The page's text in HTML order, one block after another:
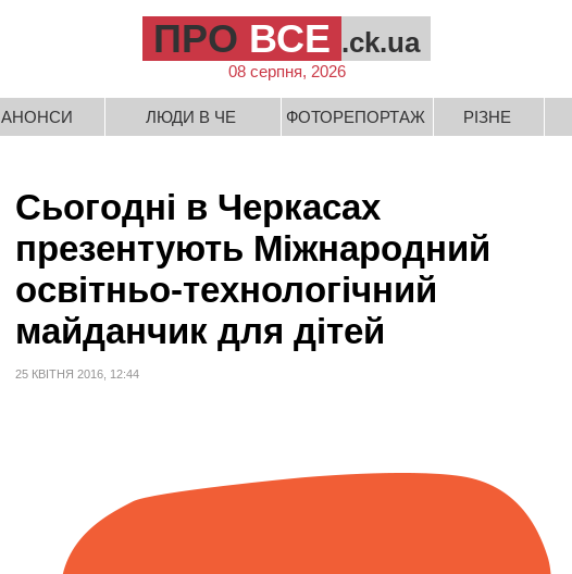
ПРО ВСЕ .ck.ua
08 серпня, 2026
АНОНСИ ЛЮДИ В ЧЕ ФОТОРЕПОРТАЖ РІЗНЕ
Сьогодні в Черкасах
презентують Міжнародний
освітньо-технологічний
майданчик для дітей
25 КВІТНЯ 2016, 12:44